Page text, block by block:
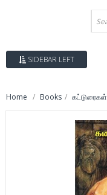
SIDEBAR LEFT
Home Books கட்டுரைகள்